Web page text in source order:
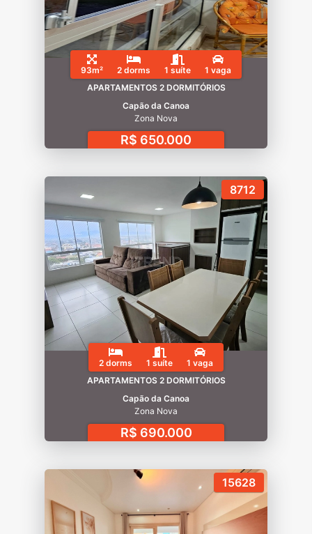
93m² 2 dorms 1 suíte
1 vaga
APARTAMENTOS 2 DORMITÓRIOS
Capão da Canoa
Zona Nova
R$ 650.000
8712
2 dorms 1 suíte
1 vaga
APARTAMENTOS 2 DORMITÓRIOS
Capão da Canoa
Zona Nova
R$ 690.000
15628